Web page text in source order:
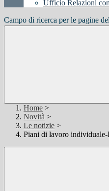
Ufficio Relazioni
Campo di ricerca per le pagine
Home >
Novità >
Le notizie >
Piani di lavoro individuale-